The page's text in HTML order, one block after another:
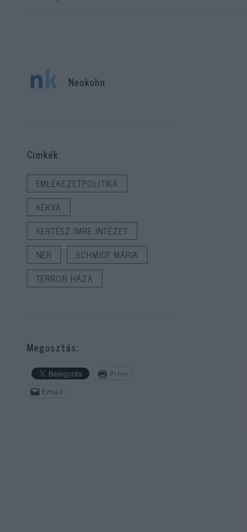
Neokohn
Cimkék:
EMLÉKEZETPOLITIKA
KEKVA
KERTÉSZ IMRE INTÉZET
NER
SCHMIDT MÁRIA
TERROR HÁZA
Megosztás:
Print
Email